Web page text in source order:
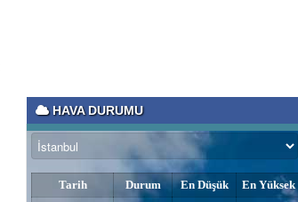
Kadın İstihdamı mı, Aileyi Bitirme Projesi
mi?
HAVA DURUMU
Tarih Durum En Düşük En Yüksek